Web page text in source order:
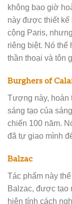
không bao giờ
này được thiết kế
cộng Paris,
riêng biệt. Nó thể
thần thoại và tôn
Burghers of
Tượng này, hoàn
sáng tạo của
chiến 100 năm.
đã tự giao mình
Balzac
Tác phẩm này
Balzac, được tạo
hiện tính cách